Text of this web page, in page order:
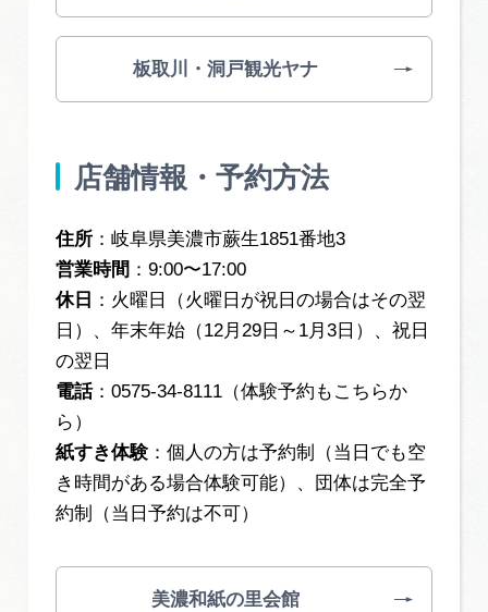
板取川・洞戸観光ヤナ
店舗情報・予約方法
住所 ：岐阜県美濃市蕨生1851番地3
営業時間 ：9:00〜17:00
休日 ：火曜日（火曜日が祝日の場合はその翌
日）、年末年始（12月29日～1月3日）、祝日
の翌日
電話：0575-34-8111（体験予約もこちらか
ら）
紙すき体験：個人の方は予約制（当日でも空
き時間がある場合体験可能）、団体は完全予
約制（当日予約は不可）
美濃和紙の里会館